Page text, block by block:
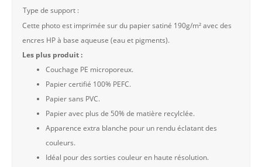
Type de support :
Cette photo est imprimée sur du papier satiné 190g/m² avec des
encres HP à base aqueuse (eau et pigments).
Les plus produit :
Couchage PE microporeux.
Papier certifié 100% PEFC.
Papier sans PVC.
Papier avec plus de 50% de matière recylclée.
Apparence extra blanche pour un rendu éclatant des
couleurs.
Idéal pour des sorties couleur en haute résolution.